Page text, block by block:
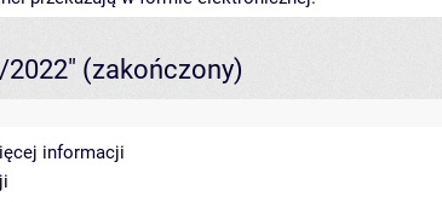
2022" (zakończony)
informacji